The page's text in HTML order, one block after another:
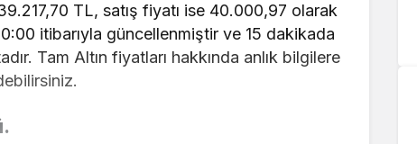
TL, satış fiyatı ise 40.000,97 olarak
itibarıyla güncellenmiştir ve 15 dakikada
Tam Altın fiyatları hakkında anlık bilgilere